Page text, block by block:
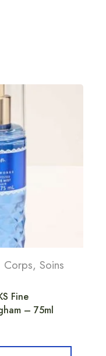
Corps, Soins
Fine
– 75ml